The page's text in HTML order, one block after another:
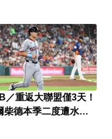
／重返大聯盟僅3天！
柴德本季二度遭水手